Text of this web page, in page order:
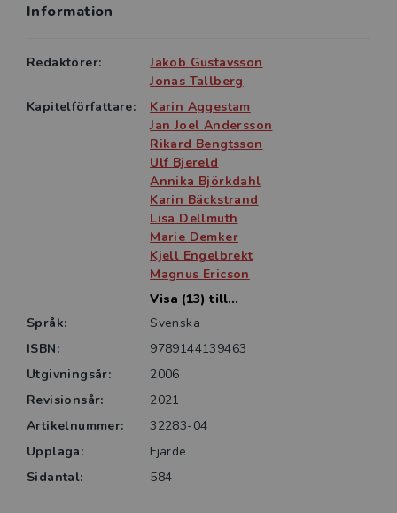
inom sina respektive områden, och är väl integrerade
pedagogiskt sätt introducerar de centrala perspektiv
och begrepp och knyter samtidigt an till aktuella
exempel och illustrationer. Flera exempel hämtas
från en svensk kontext och boken belyser därmed på
ett unikt sätt Sveriges relationer med omvärlden.
I denna fjärde upplaga har samtliga kapitel
uppdaterats. Boken vänder sig i första hand till
introduktionskurser i internationell politik eller
internationella relationer vid universitet och
Information
Redaktörer:
Jakob Gustavsson
Jonas Tallberg
Kapitelförfattare:
Karin Aggestam
Jan Joel Andersson
Rikard Bengtsson
Ulf Bjereld
Annika Björkdahl
Karin Bäckstrand
Lisa Dellmuth
Marie Demker
Kjell Engelbrekt
Magnus Ericson
Visa (13) till...
Språk:
Svenska
ISBN:
9789144139463
Utgivningsår:
2006
Revisionsår:
2021
Artikelnummer:
32283-04
Upplaga:
Fjärde
Sidantal:
584